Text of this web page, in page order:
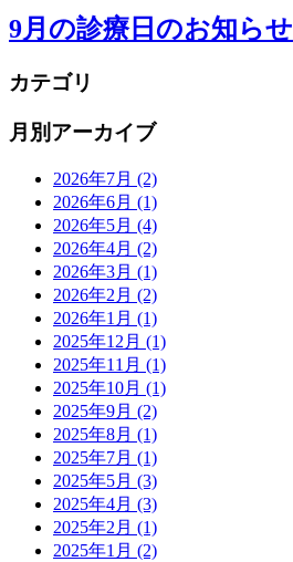
9月の診療日のお知らせ
カテゴリ
月別アーカイブ
2026年7月 (2)
2026年6月 (1)
2026年5月 (4)
2026年4月 (2)
2026年3月 (1)
2026年2月 (2)
2026年1月 (1)
2025年12月 (1)
2025年11月 (1)
2025年10月 (1)
2025年9月 (2)
2025年8月 (1)
2025年7月 (1)
2025年5月 (3)
2025年4月 (3)
2025年2月 (1)
2025年1月 (2)